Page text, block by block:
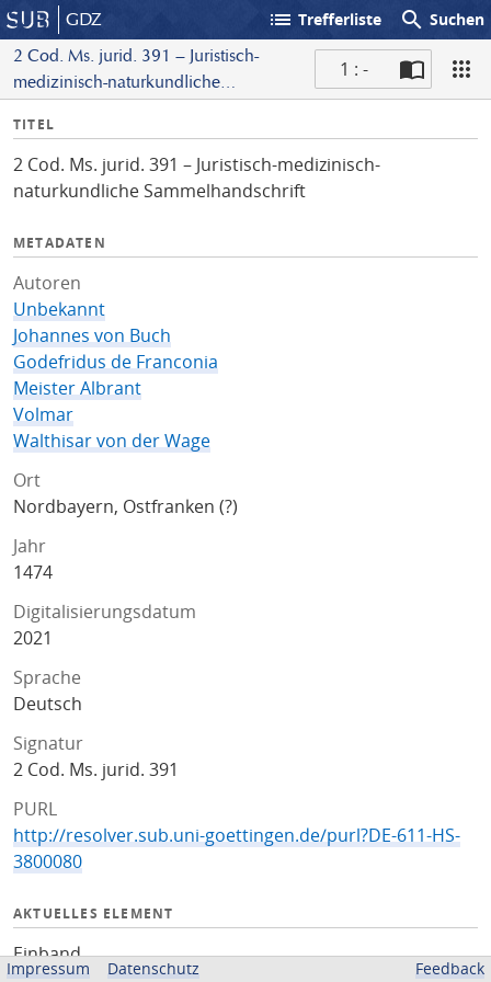
GDZ list Trefferliste search Suchen
2 Cod. Ms. jurid. 391 – Juristisch-
medizinisch-naturkundliche
1 : -
I
f
o
TITEL
2 Cod. Ms. jurid. 391 – Juristisch-medizinisch-
naturkundliche Sammelhandschrift
METADATEN
Autoren
Unbekannt
Johannes von Buch
Godefridus de Franconia
Meister Albrant
Volmar
Walthisar von der Wage
Ort
Nordbayern, Ostfranken (?)
Jahr
1474
Digitalisierungsdatum
2021
Sprache
Deutsch
Signatur
2 Cod. Ms. jurid. 391
PURL
http://resolver.sub.uni-goettingen.de/purl?DE-611-HS-
3800080
AKTUELLES ELEMENT
Einband
Impressum Datenschutz Feedback